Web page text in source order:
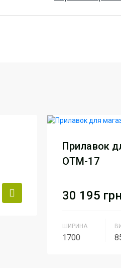
Прилавок
ОТМ-17
30 195 грн
ШИРИНА
1700